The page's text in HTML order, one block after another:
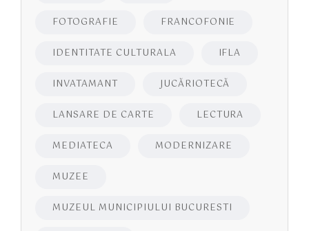
FOTOGRAFIE FRANCOFONIE
IDENTITATE CULTURALA IFLA
INVATAMANT JUCĂRIOTECĂ
LANSARE DE CARTE LECTURA
MEDIATECA MODERNIZARE
MUZEE
MUZEUL MUNICIPIULUI BUCURESTI